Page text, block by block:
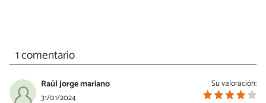
1 comentario
Su valoración:
Raúl jorge mariano
31/01/2024